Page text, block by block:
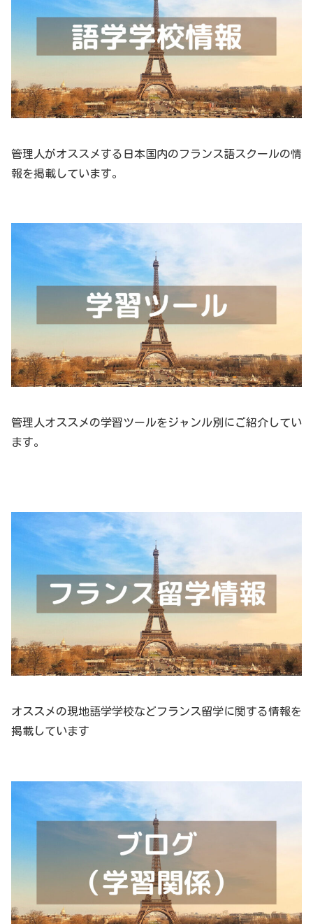
管理人がオススメする日本国内のフランス語スクールの情
報を掲載しています。
管理人オススメの学習ツールをジャンル別にご紹介してい
ます。
オススメの現地語学学校などフランス留学に関する情報を
掲載しています